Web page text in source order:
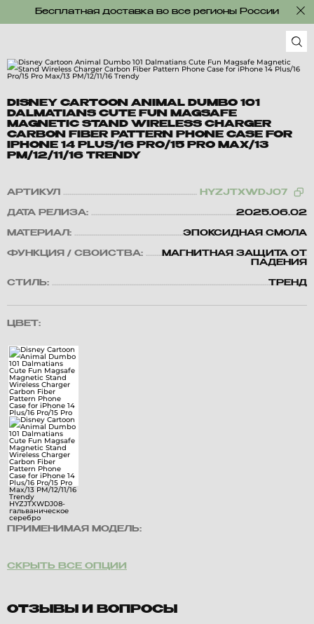
Бесплатная доставка во все регионы России
DISNEY CARTOON ANIMAL DUMBO 101
DALMATIANS CUTE FUN MAGSAFE
MAGNETIC STAND WIRELESS CHARGER
CARBON FIBER PATTERN PHONE CASE FOR
IPHONE 14 PLUS/16 PRO/15 PRO MAX/13
PM/12/11/16 TRENDY
АРТИКУЛ HYZJTXWDJ07
ДАТА РЕЛИЗА: 2025.06.02
МАТЕРИАЛ: ЭПОКСИДНАЯ СМОЛА
ФУНКЦИЯ / СВОЙСТВА:
МАГНИТНАЯ ЗАЩИТА ОТ
ПАДЕНИЯ
СТИЛЬ: ТРЕНД
ЦВЕТ:
ПРИМЕНИМАЯ МОДЕЛЬ:
СКРЫТЬ ВСЕ ОПЦИИ
ОТЗЫВЫ И ВОПРОСЫ